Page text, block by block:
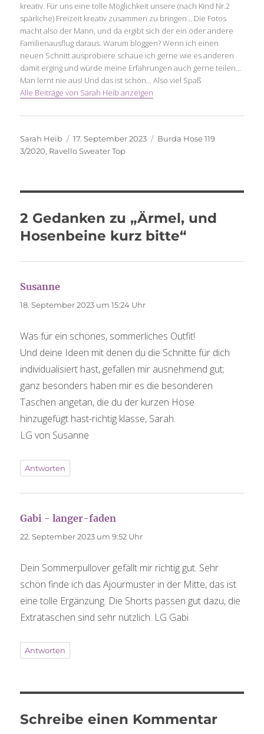
kreativ. Für uns eine tolle Möglichkeit unsere (nach Kind Nr.2
spärliche) Freizeit kreativ zusammen zu bringen... Die Fotos
macht also der Mann, und da ergibt sich der ein oder andere
Familienausflug daraus. Warum bloggen? Wenn ich einen
neuen Schnitt ausprobiere schaue ich gerne wie es anderen
damit erging und würde meine Erfahrungen auch gerne teilen...
Man lernt nie aus! Und das ist schön... Also viel Spaß
Alle Beiträge von Sarah Heib anzeigen
Autor
Sarah Heib
Veröffentlicht
am
17. September 2023 Schlagwörter
Burda Hose 119
3/2020, Ravello Sweater Top
2 Gedanken zu „Ärmel, und
Hosenbeine kurz bitte“
Susanne
18. September 2023 um 15:24 Uhr
Was für ein schönes, sommerliches Outfit!
Und deine Ideen mit denen du die Schnitte für dich
individualisiert hast, gefallen mir ausnehmend gut;
ganz besonders haben mir es die besonderen
Taschen angetan, die du der kurzen Hose
hinzugefügt hast-richtig klasse, Sarah.
LG von Susanne
Antworten
Gabi - langer-faden
22. September 2023 um 9:52 Uhr
Dein Sommerpullover gefällt mir richtig gut. Sehr
schön finde ich das Ajourmuster in der Mitte, das ist
eine tolle Ergänzung. Die Shorts passen gut dazu, die
Extrataschen sind sehr nützlich. LG Gabi
Antworten
Schreibe einen Kommentar